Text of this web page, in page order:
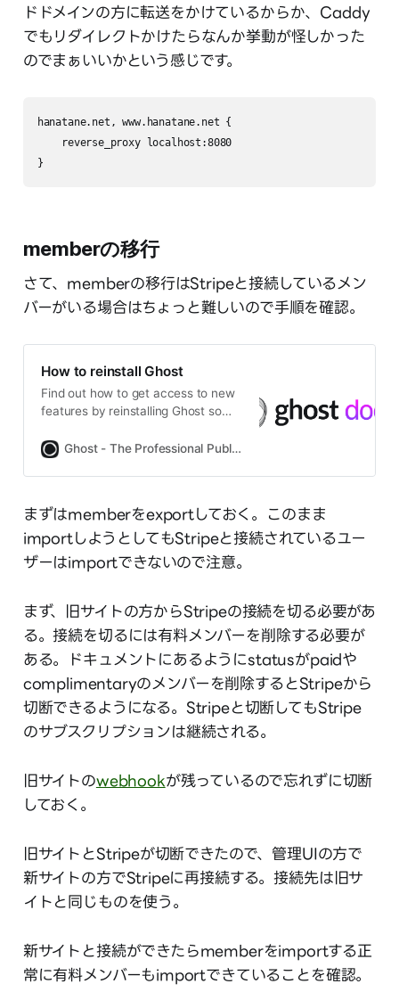
ドドメインの方に転送をかけているからか、Caddy
でもリダイレクトかけたらなんか挙動が怪しかった
のでまぁいいかという感じです。
hanatane.net, www.hanatane.net {
    reverse_proxy localhost:8080
}
memberの移行
さて、memberの移行はStripeと接続しているメン
バーがいる場合はちょっと難しいので手順を確認。
How to reinstall Ghost
Find out how to get access to new
features by reinstalling Ghost so
version.
Ghost - The Professional Publishing Platform
まずはmemberをexportしておく。このまま
importしようとしてもStripeと接続されているユー
ザーはimportできないので注意。
まず、旧サイトの方からStripeの接続を切る必要があ
る。接続を切るには有料メンバーを削除する必要が
ある。ドキュメントにあるようにstatusがpaidや
complimentaryのメンバーを削除するとStripeから
切断できるようになる。Stripeと切断してもStripe
のサブスクリプションは継続される。
旧サイトのwebhookが残っているので忘れずに切断
しておく。
旧サイトとStripeが切断できたので、管理UIの方で
新サイトの方でStripeに再接続する。接続先は旧サ
イトと同じものを使う。
新サイトと接続ができたらmemberをimportする正
常に有料メンバーもimportできていることを確認。